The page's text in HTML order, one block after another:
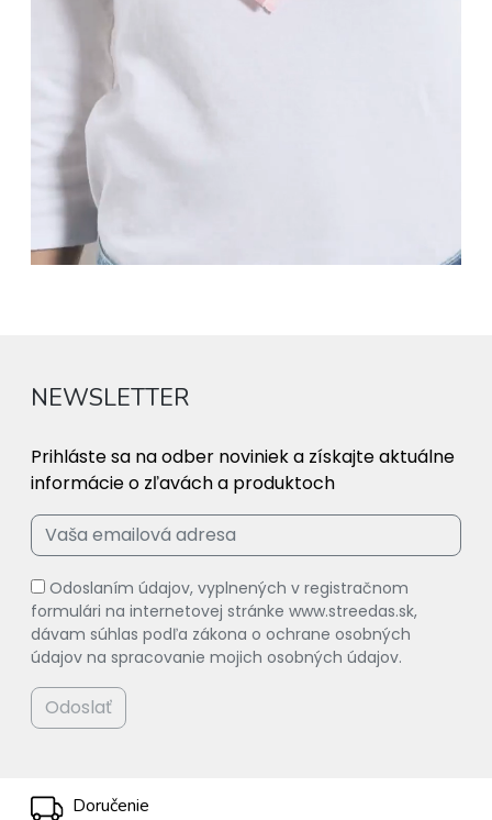
NEWSLETTER
Prihláste sa na odber noviniek a získajte aktuálne
informácie o zľavách a produktoch
Odoslaním údajov, vyplnených v registračnom
formulári na internetovej stránke www.streedas.sk,
dávam súhlas podľa zákona o ochrane osobných
údajov na spracovanie mojich osobných údajov.
Odoslať
Doručenie